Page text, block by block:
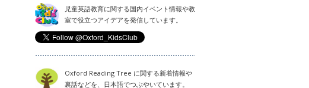
児童英語教育に関する国内イベント情報や教
室で役立つアイデアを発信しています。
Oxford Reading Tree に関する新着情報や
裏話などを、日本語でつぶやいています。